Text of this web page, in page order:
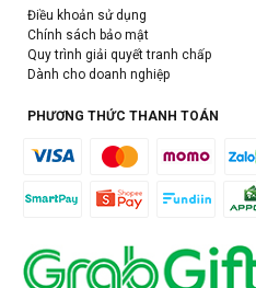
Điều khoản sử dụng
Chính sách bảo mật
Quy trình giải quyết tranh chấp
Dành cho doanh nghiệp
PHƯƠNG THỨC THANH TOÁN